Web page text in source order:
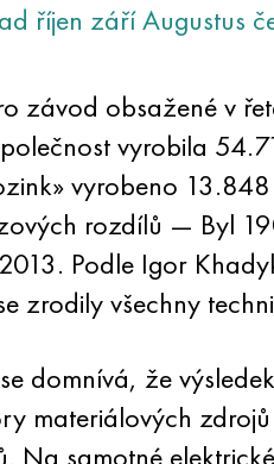
říjen záříAugustus
závod obsažené v
vyrobila
vyrobeno
rozdílů — Byl
Podle Igor
zrodily všechny
domnívá, že
materiálových
Na samotné